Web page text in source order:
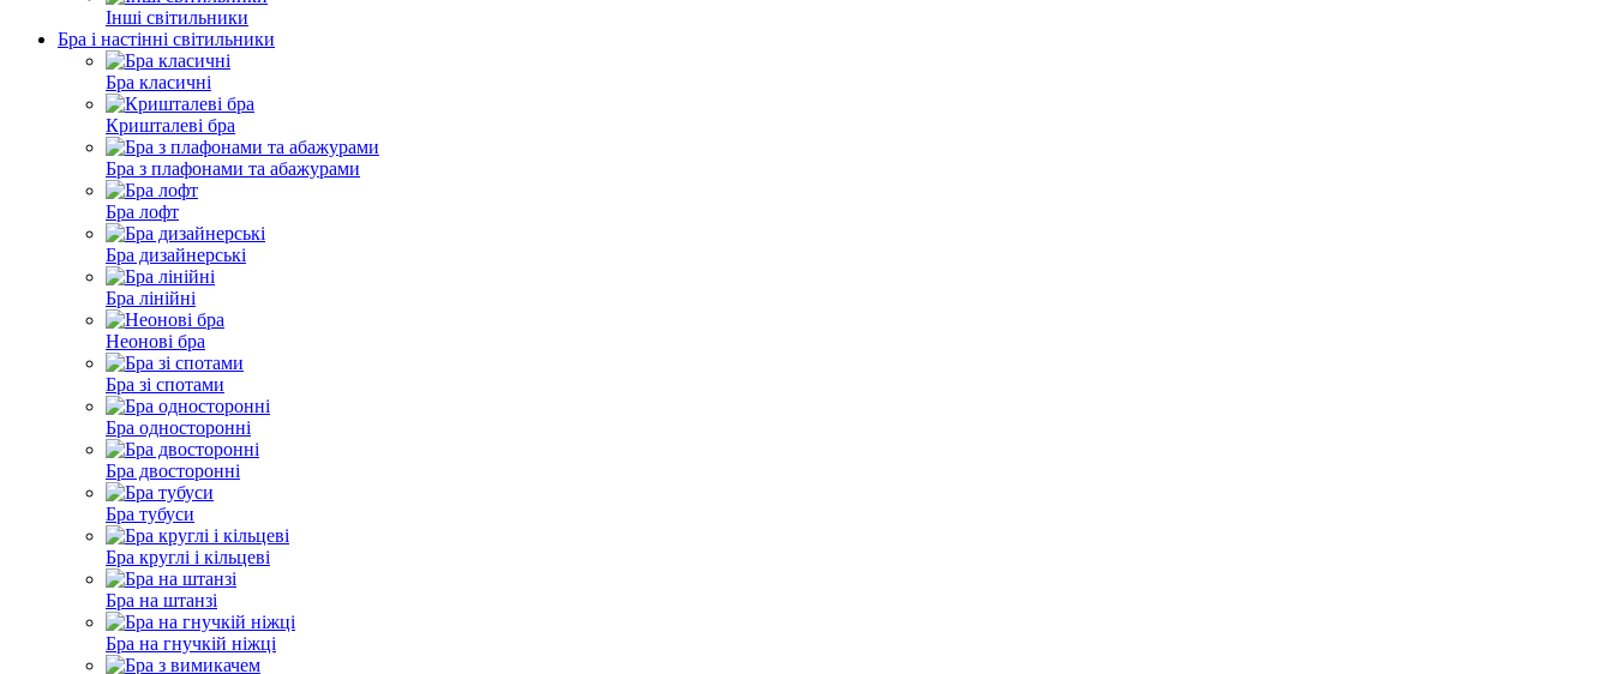
Інші світильники
Бра і настінні світильники
Бра класичні
Кришталеві бра
Бра з плафонами та абажурами
Бра лофт
Бра дизайнерські
Бра лінійні
Неонові бра
Бра зі спотами
Бра односторонні
Бра двосторонні
Бра тубуси
Бра круглі і кільцеві
Бра на штанзі
Бра на гнучкій ніжці